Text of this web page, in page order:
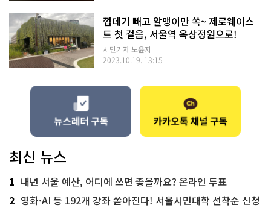
껍데기 빼고 알맹이만 쏙~ 제로웨이스
트 첫 걸음, 서울역 옥상정원으로!
시민기자 노윤지
2023.10.19. 13:15
최신 뉴스
1 내년 서울 예산, 어디에 쓰면 좋을까요? 온라인 투표
2 영화·AI 등 192개 강좌 쏟아진다! 서울시민대학 선착순 신청